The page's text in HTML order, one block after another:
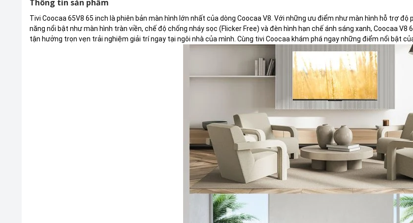
Thông tin sản phẩm
Tivi Coocaa 65V8 65 inch là phiên bản màn hình lớn nhất của dòng Coocaa V8. Với những ưu điểm như màn hình hỗ trợ
năng nổi bật như màn hình tràn viền, chế độ chống nháy sọc (Flicker Free) và đèn hình hạn chế ánh sáng xanh, Coocaa
tận hưởng trọn vẹn trải nghiệm giải trí ngay tại ngôi nhà của mình. Cùng tivi Coocaa khám phá ngay những điểm nổi bật